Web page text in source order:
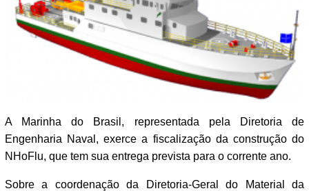
A Marinha do Brasil, representada pela Diretoria de
Engenharia Naval, exerce a fiscalização da construção do
NHoFlu, que tem sua entrega prevista para o corrente ano.
Sobre a coordenação da Diretoria-Geral do Material da